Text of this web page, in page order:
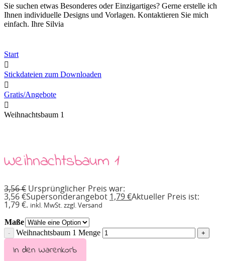
Sie suchen etwas Besonderes oder Einzigartiges? Gerne erstelle ich
Ihnen individuelle Designs und Vorlagen. Kontaktieren Sie mich
einfach. Ihre Silvia
Start
Stickdateien zum Downloaden
Gratis/Angebote
Weihnachtsbaum 1
Weihnachtsbaum 1
3,56€ Ursprünglicher Preis war:
3,56 €Supersonderangebot 1,79 €Aktueller Preis ist:
1,79 €. inkl. MwSt. zzgl. Versand
Maße
Weihnachtsbaum 1 Menge
In den Warenkorb